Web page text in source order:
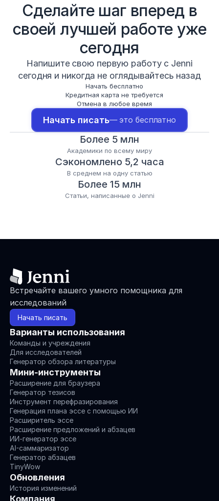
Сделайте шаг вперед в
своей лучшей работе уже
сегодня
Напишите свою первую работу с Jenni
сегодня и никогда не оглядывайтесь назад
Начать бесплатно
Кредитная карта не требуется
Отмена в любое время
Начать писать— это бесплатно
Более 5 млн
Академики по всему миру
Сэкономлено 5,2 часа
В среднем на одну статью
Более 15 млн
Статьи, написанные о Jenni
Встречайте вашего умного помощника для
исследований
Начать писать
Варианты использования
Команды и учреждения
Для исследователей
Генератор обзора литературы
Мини-инструменты
Расширение для браузера
Генератор тезисов
Инструмент перефразирования
Генерация плана эссе с помощью ИИ
Расширитель эссе
Расширение предложений и абзацев
ИИ-генератор эссе
AI-саммаризатор
Генератор абзацев
TinyWow
Обновления
История изменений
Компания